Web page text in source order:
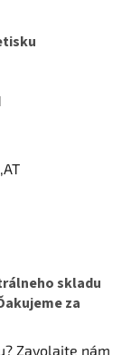
skladu
za
Zavolajte nám